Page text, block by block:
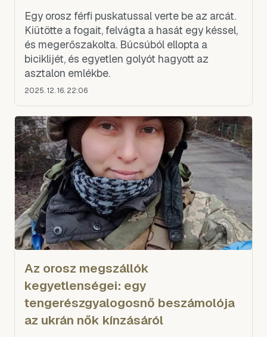
Egy orosz férfi puskatussal verte be az arcát.
Kiütötte a fogait, felvágta a hasát egy késsel,
és megerőszakolta. Búcsúból ellopta a
biciklijét, és egyetlen golyót hagyott az
asztalon emlékbe.
2025. 12. 16. 22:06
Az orosz megszállók
kegyetlenségei: egy
tengerészgyalogosnő beszámolója
az ukrán nők kínzásáról